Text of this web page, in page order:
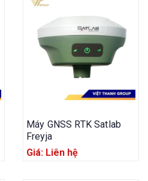
Máy GNSS RTK Satlab
Freyja
Giá: Liên hệ